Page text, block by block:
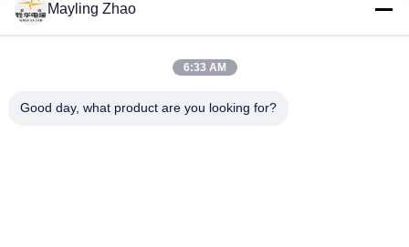
Câble gainé de caoutchouc à écran métallique de Shanghai
Shenghua Group, 0,66 / 1,14 KV, certification CE KEMA
Câble d'alimentation Shenghua à écran métallique et gaine en
Mayling Zhao
6:33 AM
Good day, what product are you looking for?